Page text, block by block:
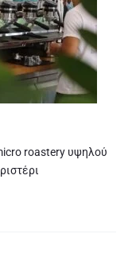
roastery υψηλού